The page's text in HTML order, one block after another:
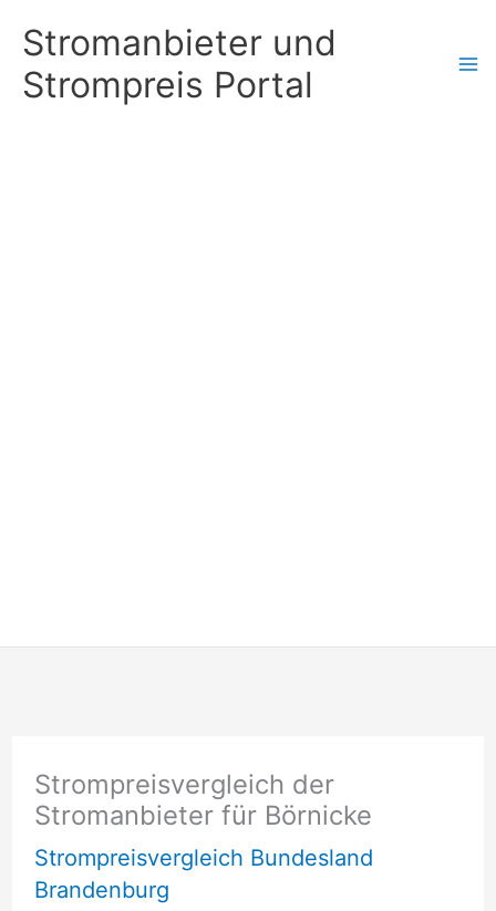
Inhalt
springen
Stromanbieter und
Strompreis Portal
Strompreisvergleich der
Stromanbieter für Börnicke
Strompreisvergleich Bundesland
Brandenburg